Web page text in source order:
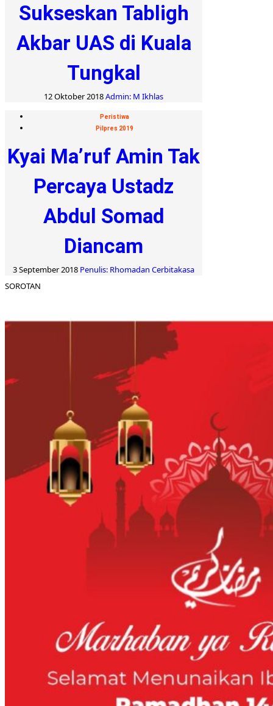
Sukseskan Tabligh
Akbar UAS di Kuala
Tungkal
12 Oktober 2018Admin: M Ikhlas
Peristiwa
Pilpres 2019
Kyai Ma’ruf Amin Tak
Percaya Ustadz
Abdul Somad
Diancam
3 September 2018 Penulis: Rhomadan Cerbitakasa
SOROTAN